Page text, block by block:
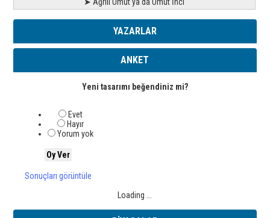
➤ Ağrılı Umut ya da Umut İnci
YAZARLAR
ANKET
Yeni tasarımı beğendiniz mi?
Evet
Hayır
Yorum yok
Sonuçları görüntüle
Loading ...